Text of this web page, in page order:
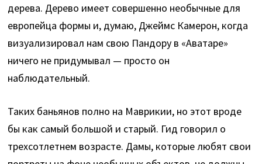
дерева. Дерево имеет совершенно необычные для
европейца формы и, думаю, Джеймс Камерон, когда
визуализировал нам свою Пандору в «Аватаре»
ничего не придумывал — просто он
наблюдательный.
Таких баньянов полно на Маврикии, но этот вроде
бы как самый большой и старый. Гид говорил о
трехсотлетнем возрасте. Дамы, которые любят свои